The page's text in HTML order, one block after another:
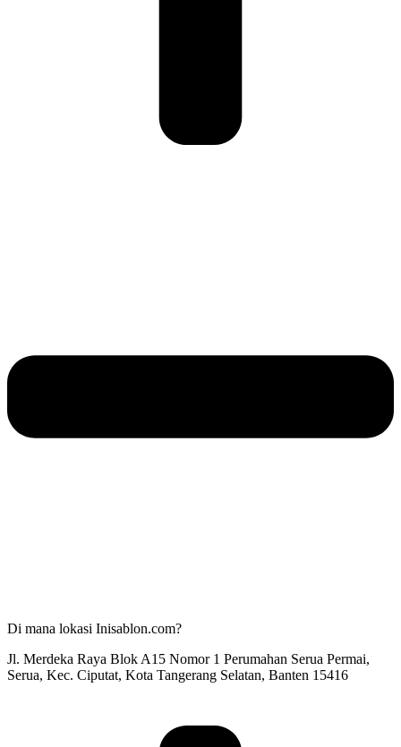
Di mana lokasi Inisablon.com?
Jl. Merdeka Raya Blok A15 Nomor 1 Perumahan Serua Permai,
Serua, Kec. Ciputat, Kota Tangerang Selatan, Banten 15416